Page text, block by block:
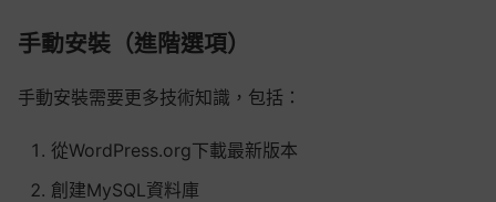
手動安裝（進階選項）
手動安裝需要更多技術知識，包括：
從WordPress.org下載最新版本
創建MySQL資料庫